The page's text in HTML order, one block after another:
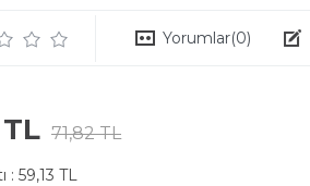
Yorumlar(0)
71,82 TL
: 59,13 TL